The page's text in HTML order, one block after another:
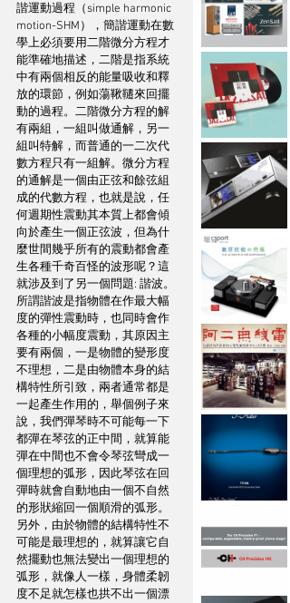
諧運動過程（simple harmonic
motion-SHM），簡諧運動在數
學上必須要用二階微分方程才
能準確地描述，二階是指系統
中有兩個相反的能量吸收和釋
放的環節，例如蕩鞦韆來回擺
動的過程。二階微分方程的解
有兩組，一組叫做通解，另一
組叫特解，而普通的一二次代
數方程只有一組解。微分方程
的通解是一個由正弦和餘弦組
成的代數方程，也就是說，任
何週期性震動其本質上都會傾
向於產生一個正弦波，但為什
麼世間幾乎所有的震動都會產
生各種千奇百怪的波形呢？這
就涉及到了另一個問題: 諧波。
所謂諧波是指物體在作最大幅
度的彈性震動時，也同時會作
各種的小幅度震動，其原因主
要有兩個，一是物體的變形度
不理想，二是由物體本身的結
構特性所引致，兩者通常都是
一起產生作用的，舉個例子來
說，我們彈琴時不可能每一下
都彈在琴弦的正中間，就算能
彈在中間也不會令琴弦彎成一
個理想的弧形，因此琴弦在回
彈時就會自動地由一個不自然
的形狀縮回一個順滑的弧形。
另外，由於物體的結構特性不
可能是最理想的，就算讓它自
然擺動也無法變出一個理想的
弧形，就像人一樣，身體柔韌
度不足就怎樣也拱不出一個漂